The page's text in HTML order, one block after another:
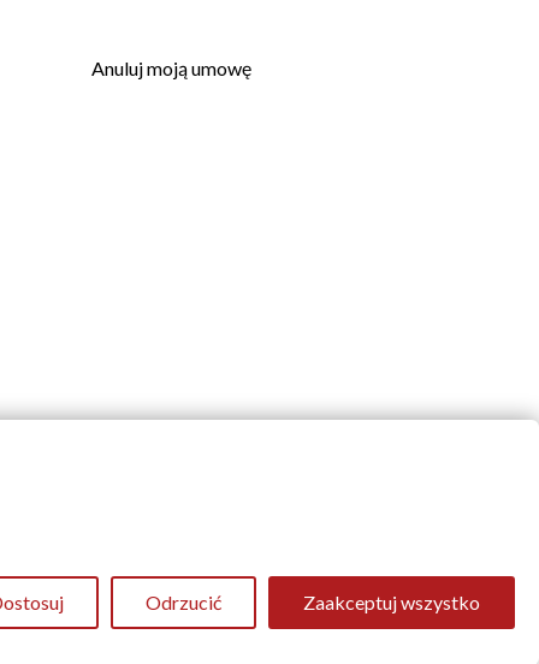
Anuluj moją umowę
Stworzone przezMGroup
Odrzucić Zaakceptuj wszystko